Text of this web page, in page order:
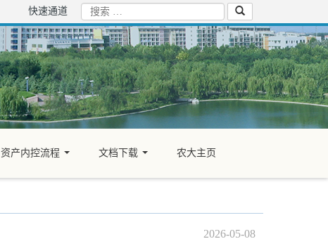
快速通道
资产内控流程
文档下载
农大主页
2026-05-08